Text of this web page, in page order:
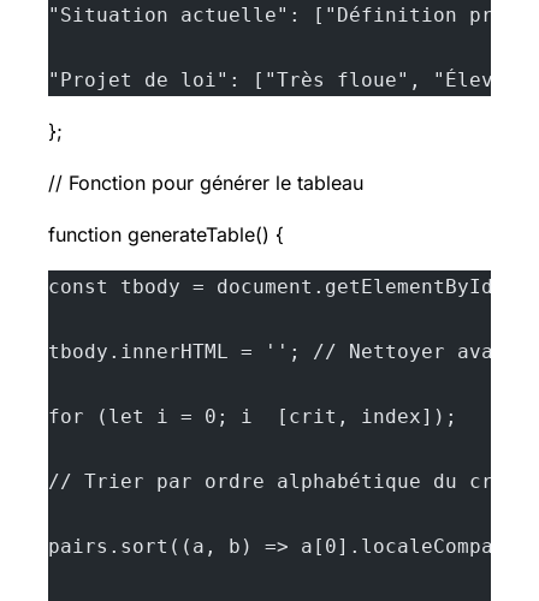
"Situation actuelle": ["Définition
"Projet de loi": ["Très floue", "Élevé",
};
// Fonction pour générer le tableau
function generateTable() {
const tbody =
tbody.innerHTML = ''; // Nettoyer avant
for (let i = 0; i  [crit, index]);
// Trier par ordre alphabétique du
pairs.sort((a, b) =>